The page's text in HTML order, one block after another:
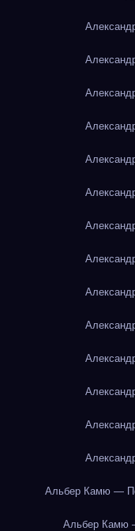
Альбер Камю —
Альбер Камю